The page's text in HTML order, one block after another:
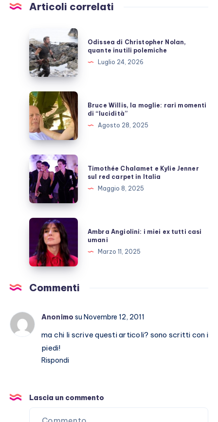
Articoli correlati
di
Christopher
Nolan,
quante
inutili
polemiche
Odissea di Christopher Nolan,
quante inutili polemiche
Luglio 24, 2026
Bruce
Willis,
la
moglie:
rari
momenti
di
“lucidità”
Bruce Willis, la moglie: rari momenti
di “lucidità”
Agosto 28, 2025
Timothée
Chalamet
e
Kylie
Jenner
sul
carpet
in
Italia
Timothée Chalamet e Kylie Jenner
sul red carpet in Italia
Maggio 8, 2025
Ambra
Angiolini:
miei
ex
tutti
Ambra Angiolini: i miei ex tutti casi
umani
Marzo 11, 2025
Commenti
Anonimo su Novembre 12, 2011
ma chi li scrive questi articoli? sono scritti con i
piedi!
Rispondi
Lascia un commento